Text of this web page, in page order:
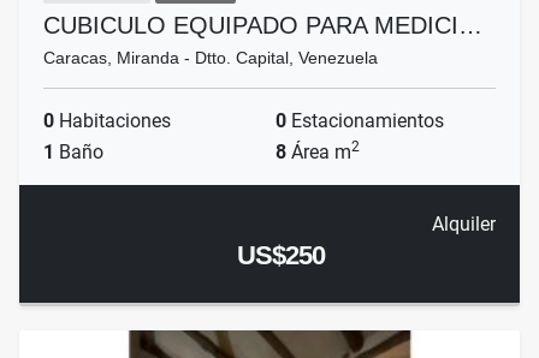
CUBICULO EQUIPADO PARA MEDICI…
Caracas, Miranda - Dtto. Capital, Venezuela
0 Habitaciones 0 Estacionamientos
1 Baño 8 Área m2
Alquiler
US$250